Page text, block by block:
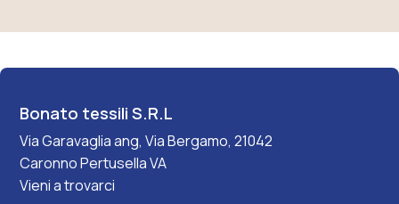
Bonato tessili S.R.L
Via Garavaglia ang, Via Bergamo, 21042
Caronno Pertusella VA
Vieni a trovarci